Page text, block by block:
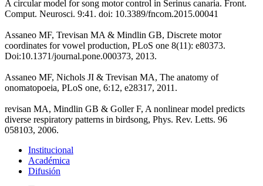
A circular model for song motor control in Serinus canaria. Front.
Comput. Neurosci. 9:41. doi: 10.3389/fncom.2015.00041
Assaneo MF, Trevisan MA & Mindlin GB, Discrete motor
coordinates for vowel production, PLoS one 8(11): e80373.
Doi:10.1371/journal.pone.000373, 2013.
Assaneo MF, Nichols JI & Trevisan MA, The anatomy of
onomatopoeia, PLoS one, 6:12, e28317, 2011.
revisan MA, Mindlin GB & Goller F, A nonlinear model predicts
diverse respiratory patterns in birdsong, Phys. Rev. Letts. 96
058103, 2006.
Institucional
Académica
Difusión